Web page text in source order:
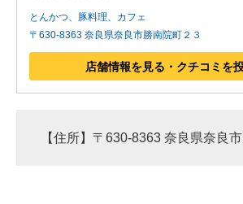
とんかつ、豚料理、カフェ
〒630-8363 奈良県奈良市勝南院町２３
店舗情報を見る・クチコミを
【住所】〒630-8363 奈良県奈良